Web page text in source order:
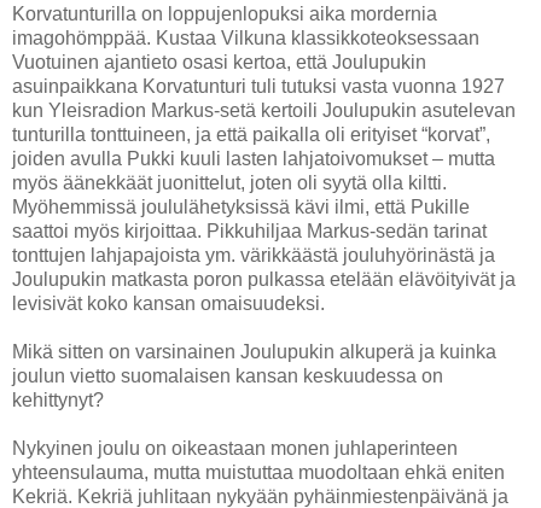
Korvatunturilla on loppujenlopuksi aika mordernia
imagohömppää. Kustaa Vilkuna klassikkoteoksessaan
Vuotuinen ajantieto osasi kertoa, että Joulupukin
asuinpaikkana Korvatunturi tuli tutuksi vasta vuonna 1927
kun Yleisradion Markus-setä kertoili Joulupukin asutelevan
tunturilla tonttuineen, ja että paikalla oli erityiset “korvat”,
joiden avulla Pukki kuuli lasten lahjatoivomukset – mutta
myös äänekkäät juonittelut, joten oli syytä olla kiltti.
Myöhemmissä joululähetyksissä kävi ilmi, että Pukille
saattoi myös kirjoittaa. Pikkuhiljaa Markus-sedän tarinat
tonttujen lahjapajoista ym. värikkäästä jouluhyörinästä ja
Joulupukin matkasta poron pulkassa etelään elävöityivät ja
levisivät koko kansan omaisuudeksi.
Mikä sitten on varsinainen Joulupukin alkuperä ja kuinka
joulun vietto suomalaisen kansan keskuudessa on
kehittynyt?
Nykyinen joulu on oikeastaan monen juhlaperinteen
yhteensulauma, mutta muistuttaa muodoltaan ehkä eniten
Kekriä. Kekriä juhlitaan nykyään pyhäinmiestenpäivänä ja